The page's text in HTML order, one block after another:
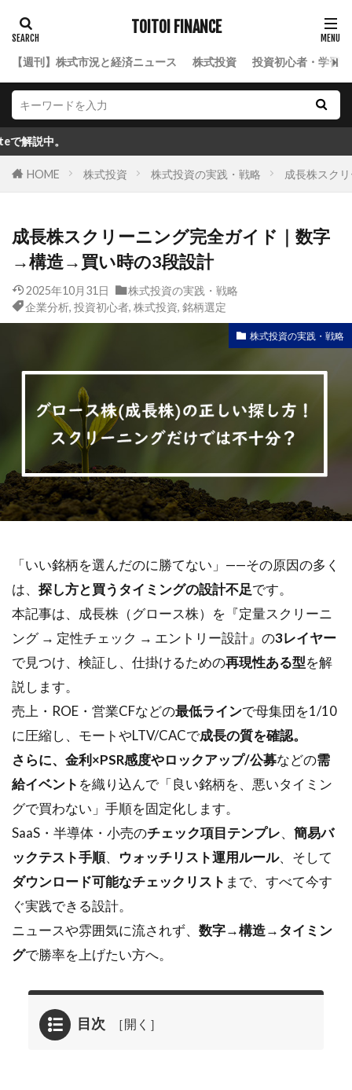
TOITOI FINANCE
【週刊】株式市況と経済ニュース 株式投資 投資初心者・学習
HOME 株式投資 株式投資の実践・戦略 成長株スク
成長株スクリーニング完全ガイド｜数字
→構造→買い時の3段設計
2025年10月31日
株式投資の実践・戦略
企業分析, 投資初心者, 株式投資, 銘柄選定
株式投資の実践・戦略
「いい銘柄を選んだのに勝てない」——その原因の多く
は、 探し方と買うタイミングの設計不足です。
本記事は、成長株（グロース株）を『定量スクリーニ
ング → 定性チェック → エントリー設計』の3レイヤー
で見つけ、検証し、仕掛けるための再現性ある型を解
説します。
売上・ROE・営業CFなどの最低ラインで母集団を1/10
に圧縮し、モートやLTV/CACで成長の質を確認。
さらに、金利×PSR感度やロックアップ/公募などの需
給イベント を織り込んで「良い銘柄を、悪いタイミン
グで買わない」手順を固定化します。
SaaS・半導体・小売のチェック項目テンプレ、 簡易バ
ックテスト手順、 ウォッチリスト運用ルール、そして
ダウンロード可能なチェックリスト まで、すべて今す
ぐ実践できる設計。
ニュースや雰囲気に流されず、 数字→構造→タイミン
グで勝率を上げたい方へ。
目次